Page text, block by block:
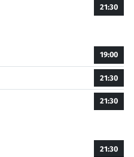
21:30
19:00
21:30
21:30
21:30